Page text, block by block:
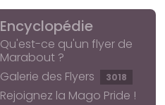
Encyclopédie
Qu'est-ce qu'un flyer de
Marabout ?
Galerie des Flyers
3018
Rejoignez la Mago Pride !